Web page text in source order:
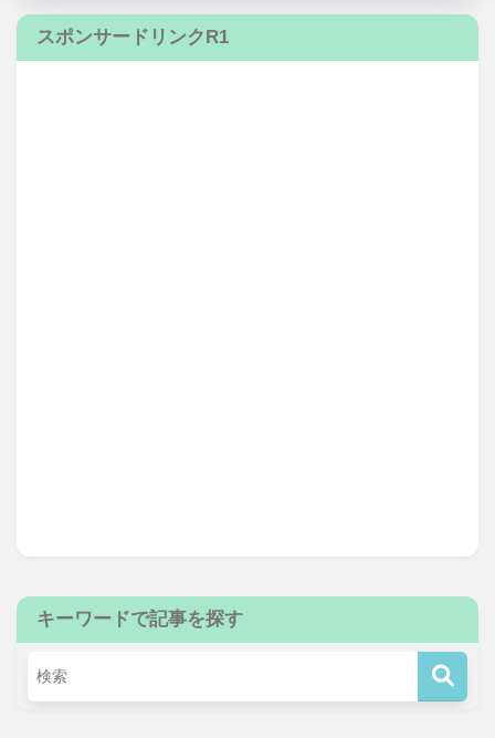
スポンサードリンクR1
キーワードで記事を探す